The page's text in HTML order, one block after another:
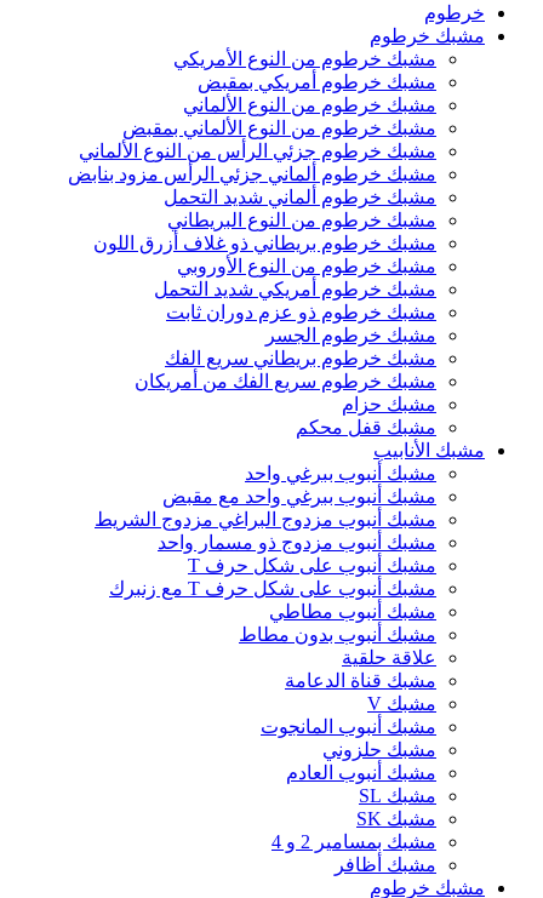
خرطوم
مشبك خرطوم
مشبك خرطوم من النوع الأمريكي
مشبك خرطوم أمريكي بمقبض
مشبك خرطوم من النوع الألماني
مشبك خرطوم من النوع الألماني بمقبض
مشبك خرطوم جزئي الرأس من النوع الألماني
مشبك خرطوم ألماني جزئي الرأس مزود بنابض
مشبك خرطوم ألماني شديد التحمل
مشبك خرطوم من النوع البريطاني
مشبك خرطوم بريطاني ذو غلاف أزرق اللون
مشبك خرطوم من النوع الأوروبي
مشبك خرطوم أمريكي شديد التحمل
مشبك خرطوم ذو عزم دوران ثابت
مشبك خرطوم الجسر
مشبك خرطوم بريطاني سريع الفك
مشبك خرطوم سريع الفك من أمريكان
مشبك حزام
مشبك قفل محكم
مشبك الأنابيب
مشبك أنبوب ببرغي واحد
مشبك أنبوب ببرغي واحد مع مقبض
مشبك أنبوب مزدوج البراغي مزدوج الشريط
مشبك أنبوب مزدوج ذو مسمار واحد
مشبك أنبوب على شكل حرف T
مشبك أنبوب على شكل حرف T مع زنبرك
مشبك أنبوب مطاطي
مشبك أنبوب بدون مطاط
علاقة حلقية
مشبك قناة الدعامة
مشبك V
مشبك أنبوب المانجوت
مشبك حلزوني
مشبك أنبوب العادم
مشبك SL
مشبك SK
مشبك بمسامير 2 و 4
مشبك أظافر
مشبك خرطوم